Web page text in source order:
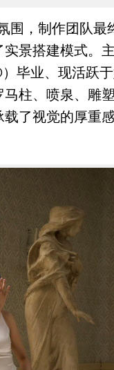
，制作团队最
景搭建模式。
毕业、现活跃
柱、喷泉、雕
了视觉的厚重